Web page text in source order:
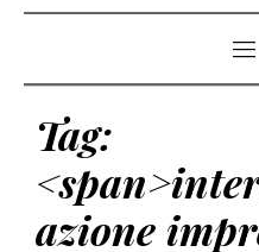
Tag:
azione